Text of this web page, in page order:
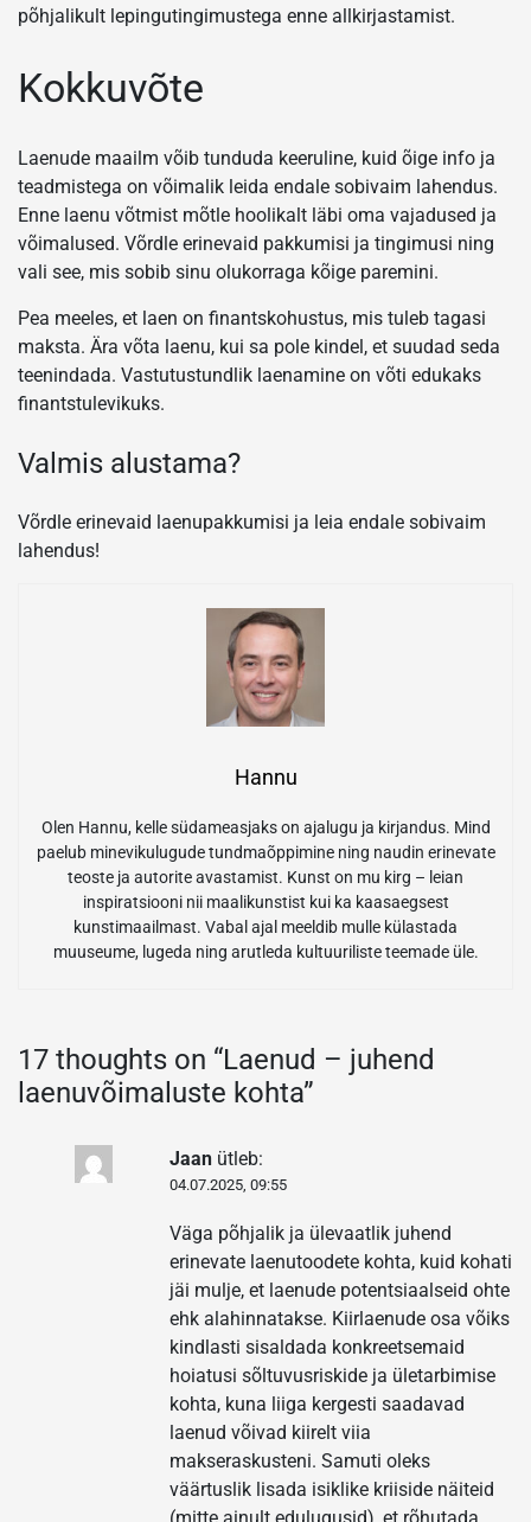
põhjalikult lepingutingimustega enne allkirjastamist.
Kokkuvõte
Laenude maailm võib tunduda keeruline, kuid õige info ja
teadmistega on võimalik leida endale sobivaim lahendus.
Enne laenu võtmist mõtle hoolikalt läbi oma vajadused ja
võimalused. Võrdle erinevaid pakkumisi ja tingimusi ning
vali see, mis sobib sinu olukorraga kõige paremini.
Pea meeles, et laen on finantskohustus, mis tuleb tagasi
maksta. Ära võta laenu, kui sa pole kindel, et suudad seda
teenindada. Vastutustundlik laenamine on võti edukaks
finantstulevikuks.
Valmis alustama?
Võrdle erinevaid laenupakkumisi ja leia endale sobivaim
lahendus!
Hannu
Olen Hannu, kelle südameasjaks on ajalugu ja kirjandus. Mind
paelub minevikulugude tundmaõppimine ning naudin erinevate
teoste ja autorite avastamist. Kunst on mu kirg – leian
inspiratsiooni nii maalikunstist kui ka kaasaegsest
kunstimaailmast. Vabal ajal meeldib mulle külastada
muuseume, lugeda ning arutleda kultuuriliste teemade üle.
17 thoughts on “Laenud – juhend
laenuvõimaluste kohta”
Jaan ütleb:
04.07.2025, 09:55
Väga põhjalik ja ülevaatlik juhend
erinevate laenutoodete kohta, kuid kohati
jäi mulje, et laenude potentsiaalseid ohte
ehk alahinnatakse. Kiirlaenude osa võiks
kindlasti sisaldada konkreetsemaid
hoiatusi sõltuvusriskide ja ületarbimise
kohta, kuna liiga kergesti saadavad
laenud võivad kiirelt viia
makseraskusteni. Samuti oleks
väärtuslik lisada isiklike kriiside näiteid